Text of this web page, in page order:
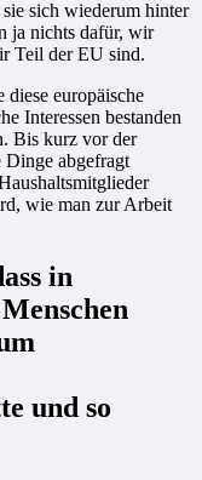
sich wiederum hinter
ja nichts dafür, wir
Teil der EU sind.
diese europäische
Interessen bestanden
Bis kurz vor der
Dinge abgefragt
wie man zur Arbeit
in
und so